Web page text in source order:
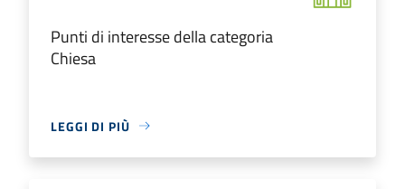
Punti di interesse della categoria
Chiesa
LEGGI DI PIÙ